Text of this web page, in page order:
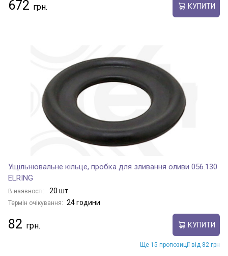
672 КУПИТИ
Ущільнювальне кільце, пробка для зливання оливи 056.130
ELRING
В наявності: 20 шт.
Термін очікування: 24 години
82 КУПИТИ
Ще 15 пропозиції від 82 грн